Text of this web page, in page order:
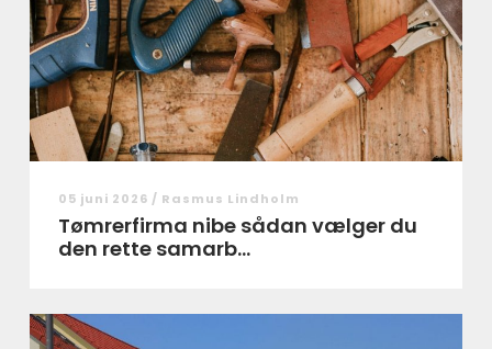
05 juni 2026 / Rasmus Lindholm
Tømrerfirma nibe sådan vælger du
den rette samarb...